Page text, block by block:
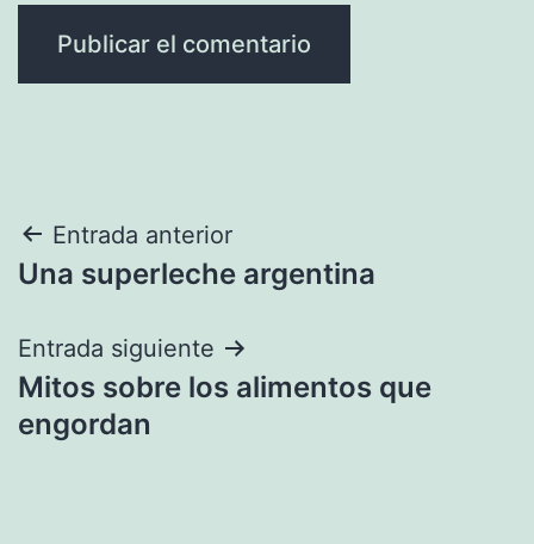
Navegación
de
entradas
Entrada anterior
Una superleche argentina
Entrada siguiente
Mitos sobre los alimentos que
engordan